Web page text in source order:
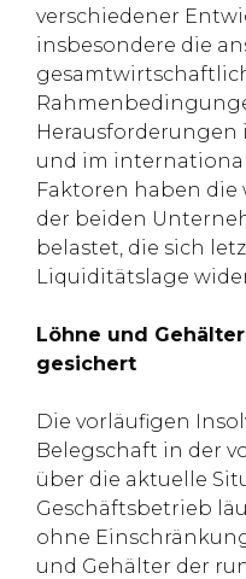
verschiedener
insbesondere die
und im
Faktoren haben
der beiden
belastet, die sich
Liquiditätslage
Löhne und
gesichert
Die vorläufigen
Belegschaft in der
über die aktuelle
Geschäftsbetrieb
ohne
und Gehälter der